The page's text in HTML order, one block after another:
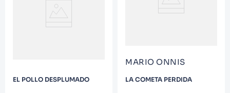
EL POLLO DESPLUMADO
MARIO ONNIS
LA COMETA PERDIDA